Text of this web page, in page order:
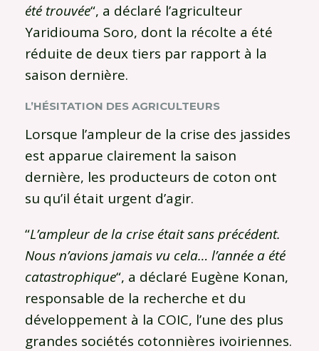
été trouvée“, a déclaré l’agriculteur
Yaridiouma Soro, dont la récolte a été
réduite de deux tiers par rapport à la
saison dernière.
L’HÉSITATION DES AGRICULTEURS
Lorsque l’ampleur de la crise des jassides
est apparue clairement la saison
dernière, les producteurs de coton ont
su qu’il était urgent d’agir.
“L’ampleur de la crise était sans précédent.
Nous n’avions jamais vu cela… l’année a été
catastrophique“, a déclaré Eugène Konan,
responsable de la recherche et du
développement à la COIC, l’une des plus
grandes sociétés cotonnières ivoiriennes.